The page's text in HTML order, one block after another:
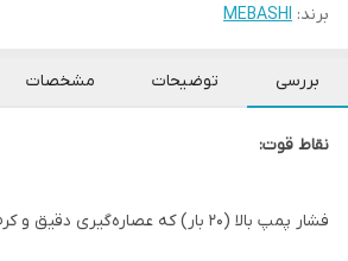
برند: MEBASHI
بررسی توضیحات مشخصات
نقاط قوت:
فشار پمپ بالا (۲۰ بار) که عصاره‌گیری دقیق و کرم‌دار را تضمین می‌کند